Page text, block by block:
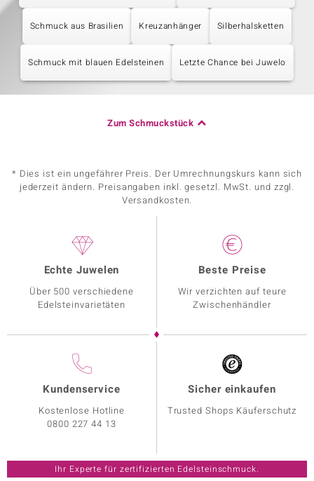
Schmuck aus Brasilien Kreuzanhänger Silberhalsketten
Schmuck mit blauen Edelsteinen Letzte Chance bei Juwelo
Zum Schmuckstück
* Dies ist ein ungefährer Preis. Der Umrechnungskurs kann sich
jederzeit ändern. Preisangaben inkl. gesetzl. MwSt. und zzgl.
Versandkosten.
Echte Juwelen
Über 500 verschiedene
Edelsteinvarietäten
Beste Preise
Wir verzichten auf teure
Zwischenhändler
Kundenservice
Kostenlose Hotline
0800 227 44 13
Sicher einkaufen
Trusted Shops Käuferschutz
Ihr Experte für zertifizierten Edelsteinschmuck.